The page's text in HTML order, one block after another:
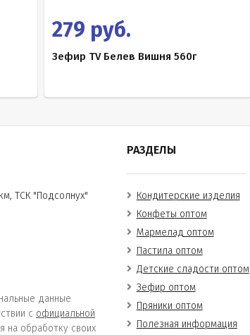
279 руб.
Зефир TV Белев Вишня 560г
ТСК "Подсолнух"
данные
с официальной
на обработку своих
РАЗДЕЛЫ
Кондитерские изделия
Конфеты оптом
Мармелад оптом
Пастила оптом
Детские сладости оптом
Зефир оптом
Пряники оптом
Полезная информация